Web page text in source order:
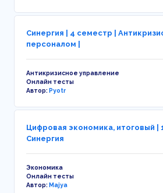
Синергия | 4 семестр |
персоналом |
Антикризисное управление
Онлайн тесты
Автор:Pyotr
Цифровая экономика, итоговый |
Синергия
Экономика
Онлайн тесты
Автор:Majya